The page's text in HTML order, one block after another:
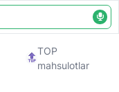
TOP
mahsulotlar